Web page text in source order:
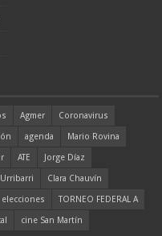
Agmer
Coronavirus
agenda
Mario Rovina
ATE
Jorge Díaz
Urribarri
Clara Chauvín
elecciones
TORNEO FEDERAL A
cine San Martín